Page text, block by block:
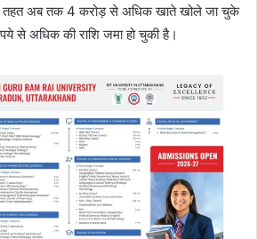
तहत अब तक 4 करोड़ से अधिक खाते खोले जा चुके
से अधिक की राशि जमा हो चुकी है।